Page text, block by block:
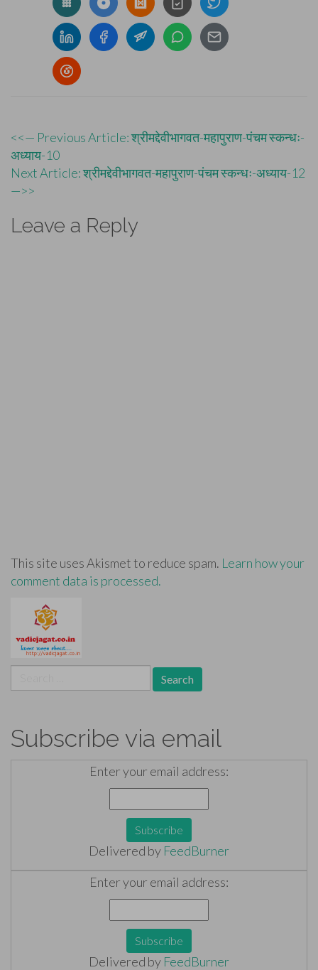
Post
navigation
<<— Previous Article: श्रीमद्देवीभागवत-महापुराण-पंचम स्कन्धः-
अध्याय-10
Next Article: श्रीमद्देवीभागवत-महापुराण-पंचम स्कन्धः-अध्याय-12
—>>
Leave a Reply
This site uses Akismet to reduce spam. Learn how your
comment data is processed.
for:
Subscribe via email
Enter your email address:
Delivered by FeedBurner
Enter your email address:
Delivered by FeedBurner